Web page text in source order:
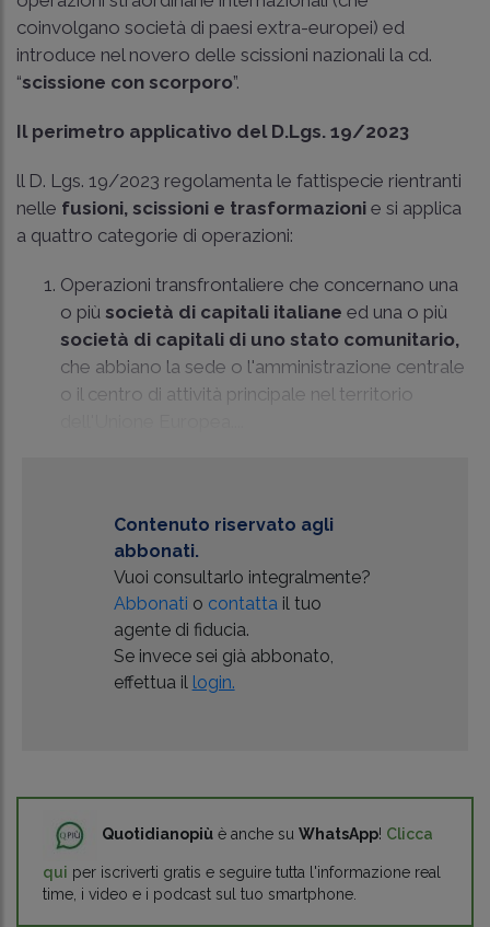
coinvolgano società di paesi extra-europei) ed
introduce nel novero delle scissioni nazionali la cd.
“scissione con scorporo”.
Il perimetro applicativo del D.Lgs. 19/2023
ll D. Lgs. 19/2023 regolamenta le fattispecie rientranti
nelle fusioni, scissioni e trasformazioni e si applica
a quattro categorie di operazioni:
Operazioni transfrontaliere che concernano una
o più società di capitali italiane ed una o più
società di capitali di uno stato comunitario,
che abbiano la sede o l'amministrazione centrale
o il centro di attività principale nel territorio
Contenuto riservato agli
abbonati.
Vuoi consultarlo integralmente?
Abbonati o contatta il tuo
agente di fiducia.
Se invece sei già abbonato,
effettua il login.
Quotidianopiù è anche su WhatsApp! Clicca
qui per iscriverti gratis e seguire tutta l'informazione real
time, i video e i podcast sul tuo smartphone.